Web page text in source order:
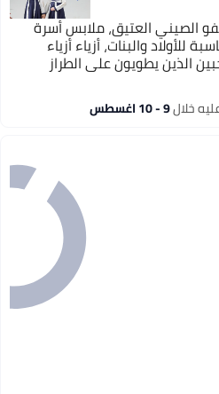
الصيني العتيق، ملابس أسرة
للأولاد والبنات، أزياء أزياء
الذين يطويون على الطراز
خلال9 - 10 اغسطس